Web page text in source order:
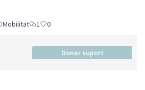
Mobilitat 1 0
Donar suport